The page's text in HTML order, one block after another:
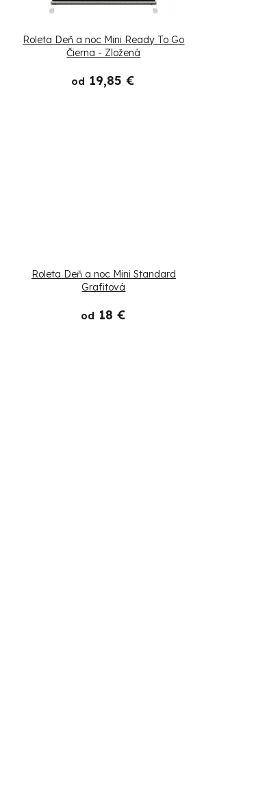
Roleta Deň a noc Mini Ready To Go
Čierna - Zložená
od 19,85 €
Roleta Deň a noc Mini Standard
Grafitová
od 18 €